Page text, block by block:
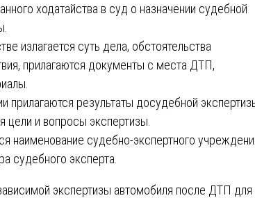
ходатайства в суд о назначении судебной
излагается суть дела, обстоятельства
прилагаются документы с места ДТП,
прилагаются результаты досудебной
цели и вопросы экспертизы.
наименование судебно-экспертного
судебного эксперта.
экспертизы автомобиля после ДТП для